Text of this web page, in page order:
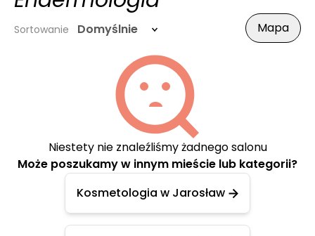
Sortowanie Domyślnie Mapa
Niestety nie znaleźliśmy żadnego salonu
Może poszukamy w innym mieście lub kategorii?
Kosmetologia w Jarosław